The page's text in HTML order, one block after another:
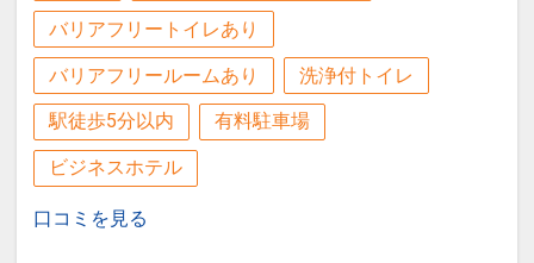
バリアフリートイレあり
バリアフリールームあり 洗浄付トイレ
駅徒歩5分以内 有料駐車場
ビジネスホテル
口コミを見る